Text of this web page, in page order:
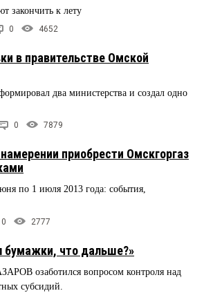
закончить к лету
0 4652
в правительстве Омской
два министерства и создал одно
0 7879
приобрести Омскгоргаз
по 1 июля 2013 года: события,
0 2777
бумажки, что дальше?»
озаботился вопросом контроля над
субсидий.